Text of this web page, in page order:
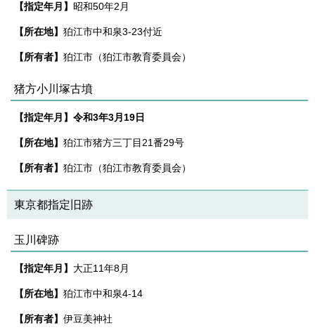
【指定年月】 昭和50年2月
【所在地】 狛江市中和泉3-23付近
【所有者】 狛江市（狛江市教育委員会）
猪方小川塚古墳
【指定年月】令和3年3月19日
【所在地】 狛江市猪方三丁目21番29号
【所有者】 狛江市（狛江市教育委員会）
東京都指定旧跡
玉川碑跡
【指定年月】 大正11年8月
【所在地】 狛江市中和泉4-14
【所有者】 伊豆美神社